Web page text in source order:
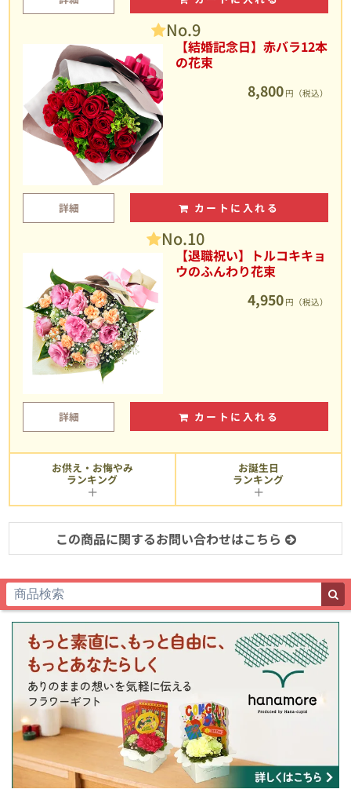
No.9
【結婚記念日】赤バラ12本
の花束
8,800 円（税込）
詳細 カートに入れる
No.10
【退職祝い】トルコキキョ
ウのふんわり花束
4,950 円（税込）
詳細 カートに入れる
お供え・お悔やみ
ランキング
お誕生日
ランキング
この商品に関するお問い合わせはこちら